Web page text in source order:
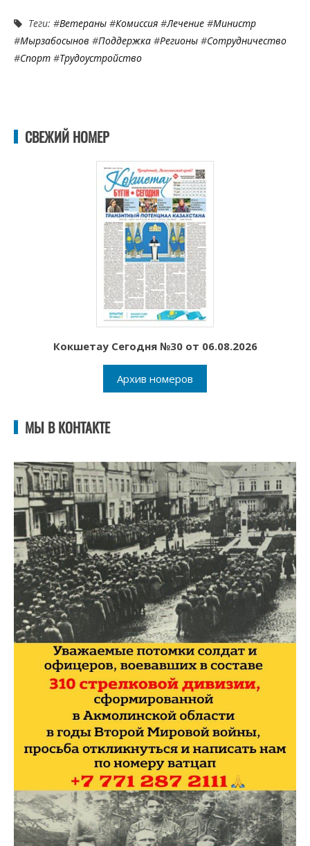
Теги: #Ветераны #Комиссия #Лечение #Министр
#Мырзабосынов #Поддержка #Регионы #Сотрудничество
#Спорт #Трудоустройство
СВЕЖИЙ НОМЕР
Кокшетау Сегодня №30 от 06.08.2026
Архив номеров
МЫ В КОНТАКТЕ